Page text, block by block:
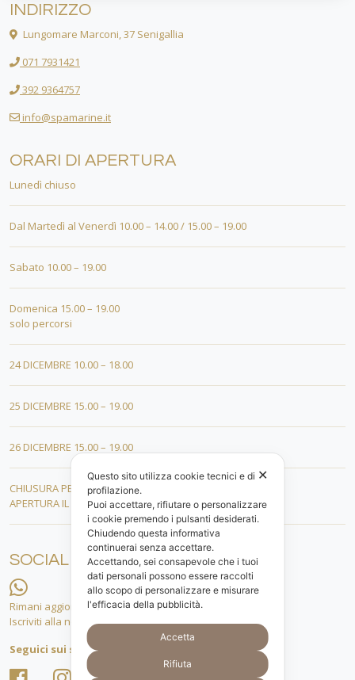
INDIRIZZO
Lungomare Marconi, 37 Senigallia
071 7931421
392 9364757
info@spamarine.it
ORARI DI APERTURA
Lunedì chiuso
Dal Martedì al Venerdì 10.00 – 14.00 / 15.00 – 19.00
Sabato 10.00 – 19.00
Domenica 15.00 – 19.00
solo percorsi
24 DICEMBRE 10.00 – 18.00
25 DICEMBRE 15.00 – 19.00
26 DICEMBRE 15.00 – 19.00
CHIUSURA PER FERIE DAL 01 AL 19 GENNAIO
APERTURA IL 20 GENNAIO 2026
SOCIAL
Rimani aggiornato.
Iscriviti alla nostra lista whatsapp!
Seguici sui social
✕
Questo sito utilizza cookie tecnici e di
profilazione.
Puoi accettare, rifiutare o personalizzare
i cookie premendo i pulsanti desiderati.
Chiudendo questa informativa
continuerai senza accettare.
Accettando, sei consapevole che i tuoi
dati personali possono essere raccolti
allo scopo di personalizzare e misurare
l'efficacia della pubblicità.
Accetta
Rifiuta